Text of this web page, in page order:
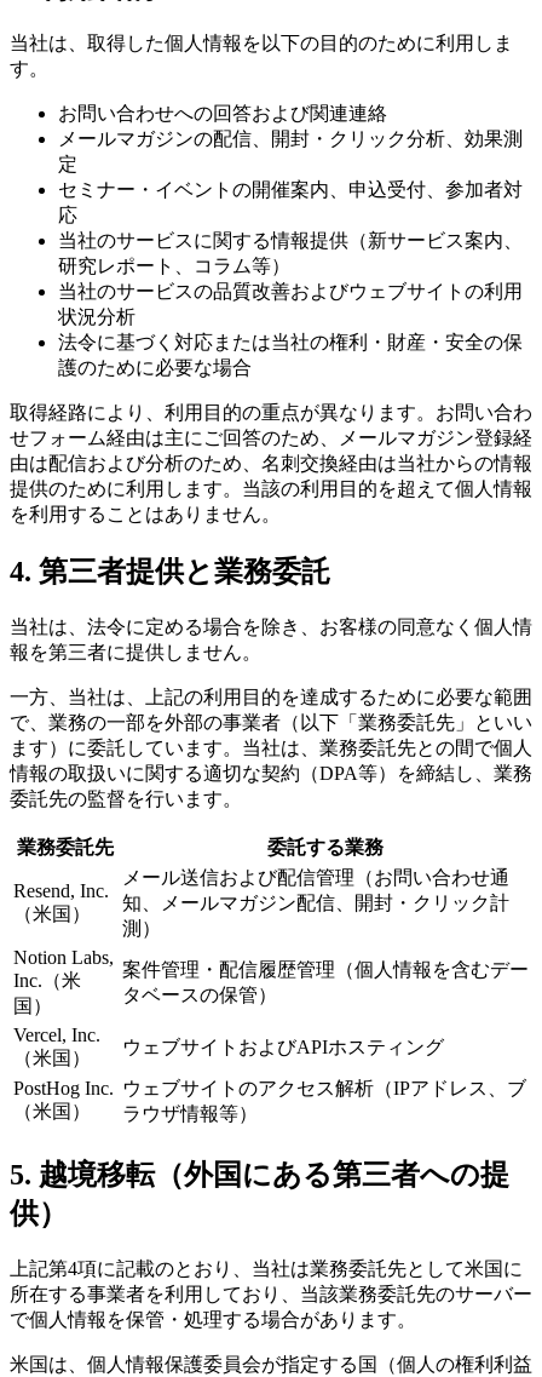
当社は、取得した個人情報を以下の目的のために利用しま
す。
お問い合わせへの回答および関連連絡
メールマガジンの配信、開封・クリック分析、効果測
定
セミナー・イベントの開催案内、申込受付、参加者対
応
当社のサービスに関する情報提供（新サービス案内、
研究レポート、コラム等）
当社のサービスの品質改善およびウェブサイトの利用
状況分析
法令に基づく対応または当社の権利・財産・安全の保
護のために必要な場合
取得経路により、利用目的の重点が異なります。お問い合わ
せフォーム経由は主にご回答のため、メールマガジン登録経
由は配信および分析のため、名刺交換経由は当社からの情報
提供のために利用します。当該の利用目的を超えて個人情報
を利用することはありません。
4. 第三者提供と業務委託
当社は、法令に定める場合を除き、お客様の同意なく個人情
報を第三者に提供しません。
一方、当社は、上記の利用目的を達成するために必要な範囲
で、業務の一部を外部の事業者（以下「業務委託先」といい
ます）に委託しています。当社は、業務委託先との間で個人
情報の取扱いに関する適切な契約（DPA等）を締結し、業務
委託先の監督を行います。
業務委託先 委託する業務
Resend, Inc.
（米国）
メール送信および配信管理（お問い合わせ通
知、メールマガジン配信、開封・クリック計
測）
Notion Labs,
Inc.（米
国）
案件管理・配信履歴管理（個人情報を含むデー
タベースの保管）
Vercel, Inc.
（米国）
ウェブサイトおよびAPIホスティング
PostHog Inc.
（米国）
ウェブサイトのアクセス解析（IPアドレス、ブ
ラウザ情報等）
5. 越境移転（外国にある第三者への提
供）
上記第4項に記載のとおり、当社は業務委託先として米国に
所在する事業者を利用しており、当該業務委託先のサーバー
で個人情報を保管・処理する場合があります。
米国は、個人情報保護委員会が指定する国（個人の権利利益